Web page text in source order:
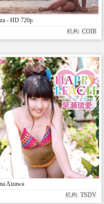
- HD 720p
机构: COIB
Aizawa
机构: TSDV